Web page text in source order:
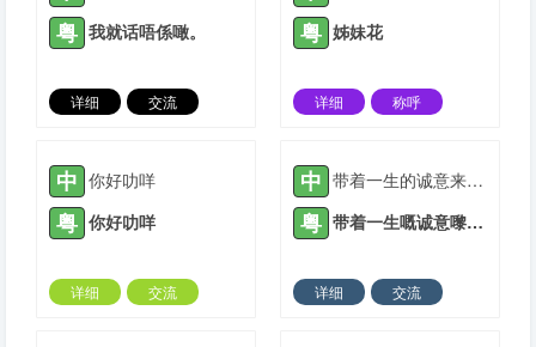
粤 我就话唔係噉。
详细
交流
粤 姊妹花
详细
称呼
中 你好叻咩
粤 你好叻咩
详细
交流
中 带着一生的诚意来爱你
粤 带着一生嘅诚意嚟爱你
详细
交流